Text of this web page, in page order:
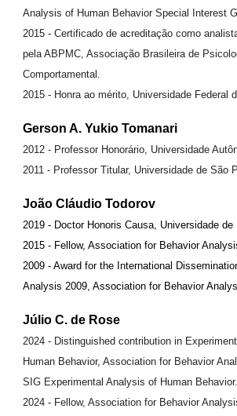
Analysis of Human Behavior Special Interest
2015 - Certificado de acreditação como
pela ABPMC, Associação Brasileira de
Comportamental.
2015 - Honra ao mérito, Universidade Federal
Gerson A. Yukio Tomanari
2012 - Professor Honorário, Universidade
2011 - Professor Titular, Universidade de São
João Cláudio Todorov
2019 - Doctor Honoris Causa, Universidade de
2015 - Fellow, Association for Behavior
2009 - Award for the International
Analysis 2009, Association for Behavior
Júlio C. de Rose
2024 - Distinguished contribution in
Human Behavior, Association for Behavior
SIG Experimental Analysis of Human Behavior.
2024 - Fellow, Association for Behavior